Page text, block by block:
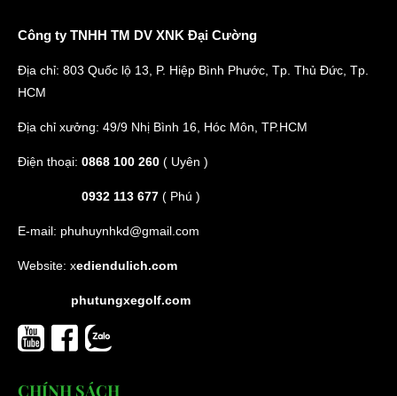
Công ty TNHH TM DV XNK Đại Cường
Địa chỉ: 803 Quốc lộ 13, P. Hiệp Bình Phước, Tp. Thủ Đức, Tp.
HCM
Địa chỉ xưởng: 49/9 Nhị Bình 16, Hóc Môn, TP.HCM
Điện thoại: 0868 100 260 ( Uyên )
0932 113 677 ( Phú )
E-mail: phuhuynhkd@gmail.com
Website: xediendulich.com
phutungxegolf.com
CHÍNH SÁCH